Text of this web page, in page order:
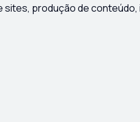
produção de